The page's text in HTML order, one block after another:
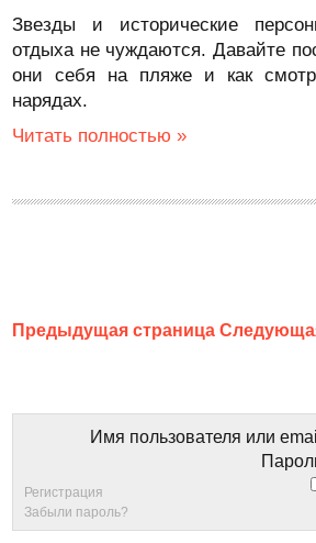
Звезды и исторические
отдыха не чуждаются. Давайте
они себя на пляже и как
нарядах.
Читать полностью »
Предыдущая страница
Имя пользователя или email
Регистрация
Забыли пароль?